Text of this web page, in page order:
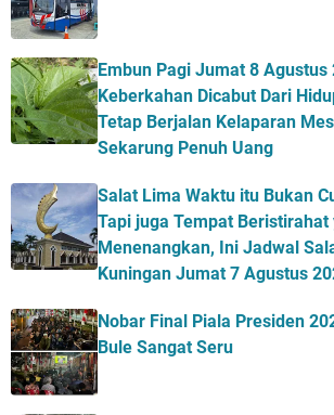
Embun Pagi Jumat 8 Agustus
Keberkahan Dicabut Dari
Tetap Berjalan Kelaparan
Sekarung Penuh Uang
Salat Lima Waktu itu Bukan
Tapi juga Tempat Beristirahat
Menenangkan, Ini Jadwal
Kuningan Jumat 7 Agustus
Nobar Final Piala Presiden
Bule Sangat Seru